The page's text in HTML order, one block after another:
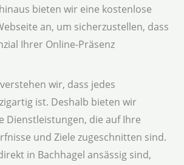
bieten wir eine kostenlose
an, um sicherzustellen, dass
Ihrer Online-Präsenz
wir, dass jedes
ist. Deshalb bieten wir
Dienstleistungen, die auf Ihre
und Ziele zugeschnitten sind.
in Bachhagel ansässig sind,